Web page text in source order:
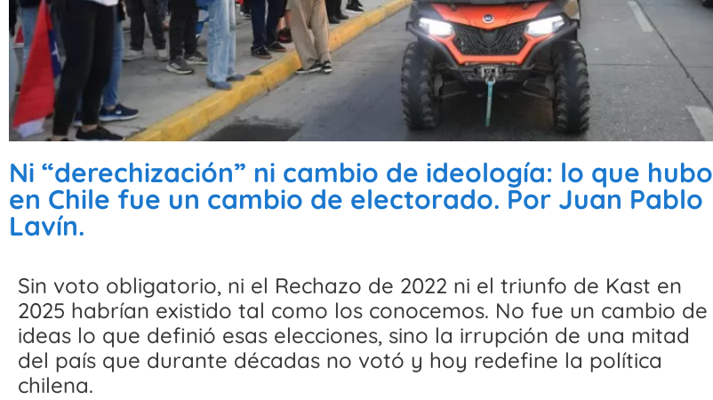
Ni “derechización” ni cambio de ideología: lo que hubo
en Chile fue un cambio de electorado. Por Juan Pablo
Lavín.
Sin voto obligatorio, ni el Rechazo de 2022 ni el triunfo de Kast en
2025 habrían existido tal como los conocemos. No fue un cambio de
ideas lo que definió esas elecciones, sino la irrupción de una mitad
del país que durante décadas no votó y hoy redefine la política
chilena.